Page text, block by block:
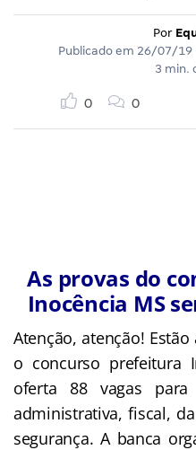
Por
Publicado em 26/07/19
3 min.
0 0
As provas do
Inocência MS
Atenção, atenção!
o concurso prefeitura
oferta 88 vagas para
administrativa, fiscal,
segurança. A banca